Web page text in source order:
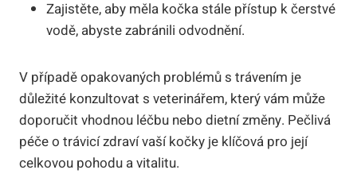
Zajistěte, aby měla kočka stále přístup k čerstvé
vodě, abyste zabránili odvodnění.
V případě opakovaných problémů s trávením je
důležité konzultovat s veterinářem, který vám může
doporučit vhodnou léčbu nebo dietní změny. Pečlivá
péče o trávicí zdraví vaší kočky je klíčová pro její
celkovou pohodu a vitalitu.